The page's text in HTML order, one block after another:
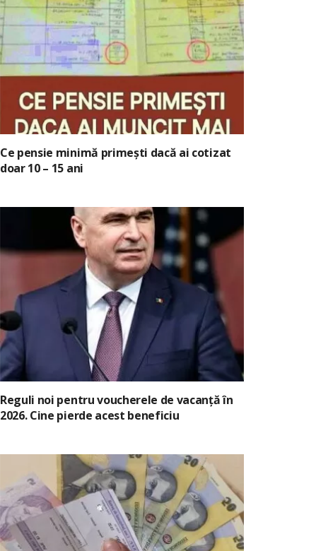
Ce pensie minimă primești dacă ai cotizat
doar 10 – 15 ani
Reguli noi pentru voucherele de vacanță în
2026. Cine pierde acest beneficiu